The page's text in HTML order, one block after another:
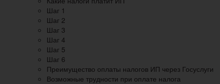
Шаг 1
Шаг 2
Шаг 3
Шаг 4
Шаг 5
Шаг 6
Преимущество оплаты налогов ИП через Госуслуги
Возможные трудности при оплате налога